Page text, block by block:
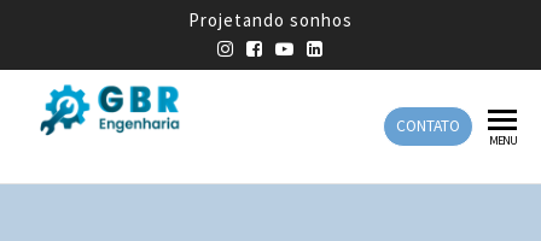
Projetando sonhos
Engenharia
Engenharia
CONTATO
MENU